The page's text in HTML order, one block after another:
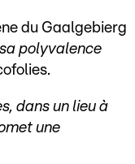
du Gaalgebierg
polyvalence
dans un lieu à
une